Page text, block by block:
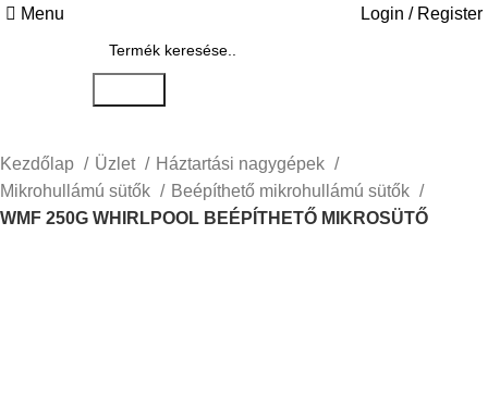
Menu Login / Register
Kezdőlap Üzlet
Háztartási nagygépek
Mikrohullámú sütők
Beépíthető mikrohullámú sütők
WMF 250G WHIRLPOOL BEÉPÍTHETŐ MIKROSÜTŐ